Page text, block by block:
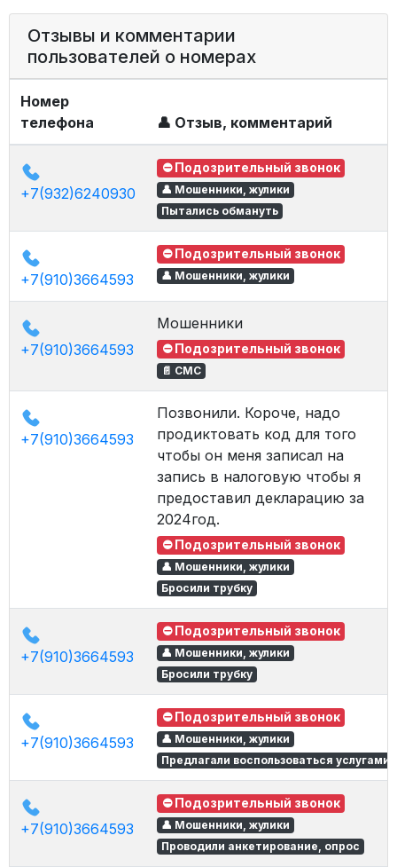
Отзывы и комментарии
пользователей о номерах
Номер
телефона
👤 Отзыв, комментарий
+7(932)6240930
⛔ Подозрительный звонок
👤 Мошенники, жулики
Пытались обмануть
+7(910)3664593
⛔ Подозрительный звонок
👤 Мошенники, жулики
+7(910)3664593
Мошенники
⛔ Подозрительный звонок
📄 СМС
+7(910)3664593
Позвонили. Короче, надо
продиктовать код для того
чтобы он меня записал на
запись в налоговую чтобы я
предоставил декларацию за
2024год.
⛔ Подозрительный звонок
👤 Мошенники, жулики
Бросили трубку
+7(910)3664593
⛔ Подозрительный звонок
👤 Мошенники, жулики
Бросили трубку
+7(910)3664593
⛔ Подозрительный звонок
👤 Мошенники, жулики
Предлагали воспользоваться услугами
+7(910)3664593
⛔ Подозрительный звонок
👤 Мошенники, жулики
Проводили анкетирование, опрос